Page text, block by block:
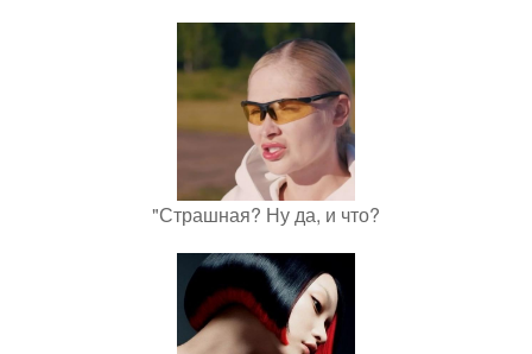
"Страшная? Ну да, и что?